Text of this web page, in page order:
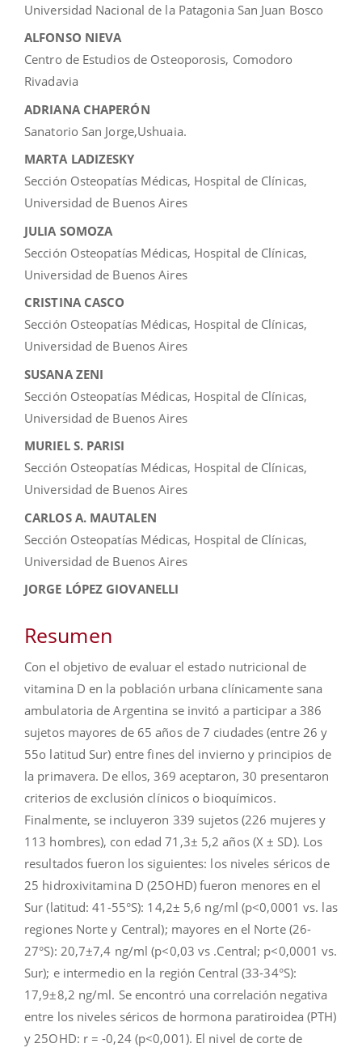
Universidad Nacional de la Patagonia San Juan Bosco
ALFONSO NIEVA
Centro de Estudios de Osteoporosis, Comodoro
Rivadavia
ADRIANA CHAPERÓN
Sanatorio San Jorge,Ushuaia.
MARTA LADIZESKY
Sección Osteopatías Médicas, Hospital de Clínicas,
Universidad de Buenos Aires
JULIA SOMOZA
Sección Osteopatías Médicas, Hospital de Clínicas,
Universidad de Buenos Aires
CRISTINA CASCO
Sección Osteopatías Médicas, Hospital de Clínicas,
Universidad de Buenos Aires
SUSANA ZENI
Sección Osteopatías Médicas, Hospital de Clínicas,
Universidad de Buenos Aires
MURIEL S. PARISI
Sección Osteopatías Médicas, Hospital de Clínicas,
Universidad de Buenos Aires
CARLOS A. MAUTALEN
Sección Osteopatías Médicas, Hospital de Clínicas,
Universidad de Buenos Aires
JORGE LÓPEZ GIOVANELLI
Resumen
Con el objetivo de evaluar el estado nutricional de
vitamina D en la población urbana clínicamente sana
ambulatoria de Argentina se invitó a participar a 386
sujetos mayores de 65 años de 7 ciudades (entre 26 y
55o latitud Sur) entre fines del invierno y principios de
la primavera. De ellos, 369 aceptaron, 30 presentaron
criterios de exclusión clínicos o bioquímicos.
Finalmente, se incluyeron 339 sujetos (226 mujeres y
113 hombres), con edad 71,3± 5,2 años (X ± SD). Los
resultados fueron los siguientes: los niveles séricos de
25 hidroxivitamina D (25OHD) fueron menores en el
Sur (latitud: 41-55°S): 14,2± 5,6 ng/ml (p<0,0001 vs. las
regiones Norte y Central); mayores en el Norte (26-
27°S): 20,7±7,4 ng/ml (p<0,03 vs .Central; p<0,0001 vs.
Sur); e intermedio en la región Central (33-34°S):
17,9±8,2 ng/ml. Se encontró una correlación negativa
entre los niveles séricos de hormona paratiroidea (PTH)
y 25OHD: r = -0,24 (p<0,001). El nivel de corte de